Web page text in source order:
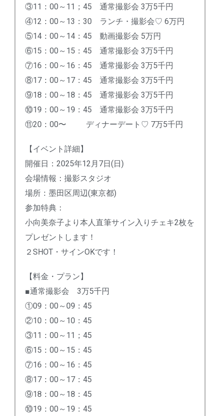
③11：00～11；45 通常撮影会 3万5千円
④12：00～13：30 ランチ・撮影会♡ 6万円
⑤14：00～14：45 動画撮影会 5万円
⑥15：00～15：45 通常撮影会 3万5千円
⑦16：00～16：45 通常撮影会 3万5千円
⑧17：00～17：45 通常撮影会 3万5千円
⑨18：00～18：45 通常撮影会 3万5千円
⑩19：00～19：45 通常撮影会 3万5千円
⑪20：00〜 ディナーデート♡ 7万5千円
【イベント詳細】
開催日：2025年12月7日(日)
会場情報：撮影スタジオ
場所：墨田区周辺(東京都)
参加特典：
小向美奈子より本人直筆サイン入りチェキ2枚を
プレゼントします！
２SHOT・サインOKです！
【料金・プラン】
■通常撮影会 3万5千円
①09：00～09：45
②10：00～10：45
③11：00～11；45
⑥15：00～15：45
⑦16：00～16：45
⑧17：00～17：45
⑨18：00～18：45
⑩19：00～19：45